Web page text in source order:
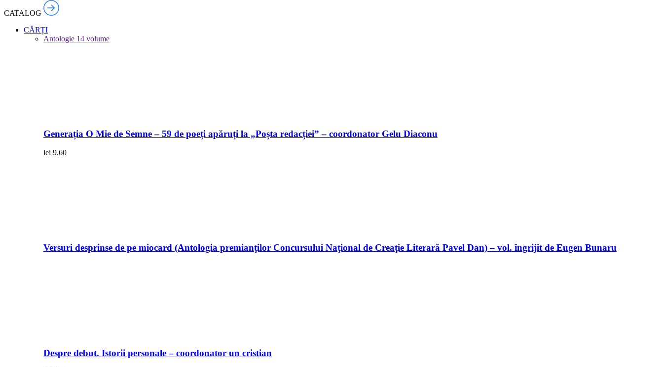
CATALOG
CĂRȚI
Antologie 14 volume
Generația O Mie de Semne – 59 de poeți apăruți la „Poșta redacției” – coordonator Gelu Diaconu
lei 9.60
Versuri desprinse de pe miocard (Antologia premianţilor Concursului Naţional de Creaţie Literară Pavel Dan) – vol. îngrijit de Eugen Bunaru
Despre debut. Istorii personale – coordonator un cristian